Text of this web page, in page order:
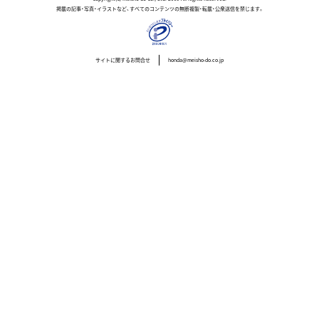
掲載の記事・写真・イラストなど、すべてのコンテンツの無断複製・転載・公衆送信を禁じます。
サイトに関するお問合せ honda@meisho-do.co.jp